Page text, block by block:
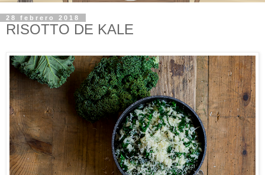
28 febrero 2018
RISOTTO DE KALE